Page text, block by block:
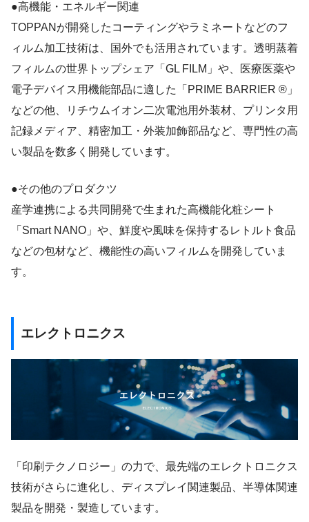
●高機能・エネルギー関連
TOPPANが開発したコーティングやラミネートなどのフ
ィルム加工技術は、国外でも活用されています。透明蒸着
フィルムの世界トップシェア「GL FILM」や、医療医薬や
電子デバイス用機能部品に適した「PRIME BARRIER ®」
などの他、リチウムイオン二次電池用外装材、プリンタ用
記録メディア、精密加工・外装加飾部品など、専門性の高
い製品を数多く開発しています。
●その他のプロダクツ
産学連携による共同開発で生まれた高機能化粧シート
「Smart NANO」や、鮮度や風味を保持するレトルト食品
などの包材など、機能性の高いフィルムを開発していま
す。
エレクトロニクス
「印刷テクノロジー」の力で、最先端のエレクトロニクス
技術がさらに進化し、ディスプレイ関連製品、半導体関連
製品を開発・製造しています。